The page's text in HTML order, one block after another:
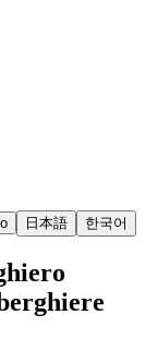
日本語 한국어